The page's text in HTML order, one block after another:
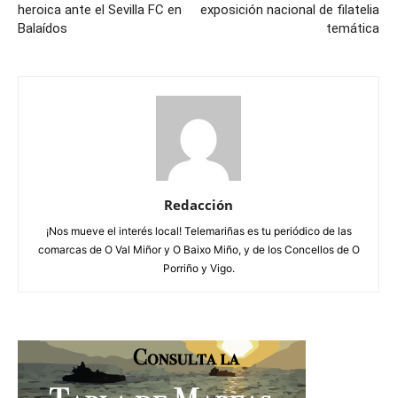
heroica ante el Sevilla FC en
Balaídos
exposición nacional de filatelia
temática
Redacción
¡Nos mueve el interés local! Telemariñas es tu periódico de las
comarcas de O Val Miñor y O Baixo Miño, y de los Concellos de O
Porriño y Vigo.